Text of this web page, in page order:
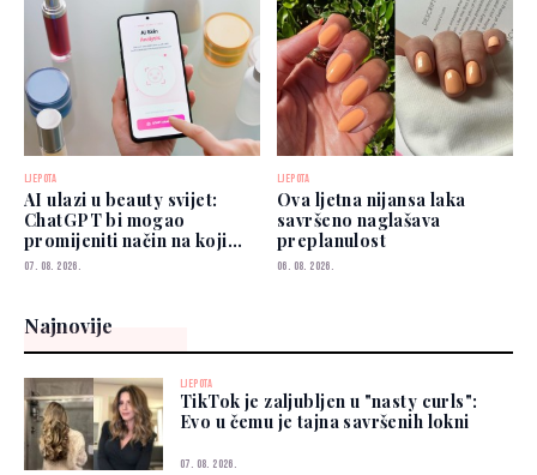
LJEPOTA
AI ulazi u beauty svijet:
ChatGPT bi mogao
promijeniti način na koji
biramo šminku
07. 08. 2026.
LJEPOTA
Ova ljetna nijansa laka
savršeno naglašava
preplanulost
06. 08. 2026.
Najnovije
LJEPOTA
TikTok je zaljubljen u "nasty curls":
Evo u čemu je tajna savršenih lokni
07. 08. 2026.